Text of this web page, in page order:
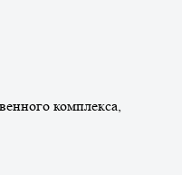
комплекса,